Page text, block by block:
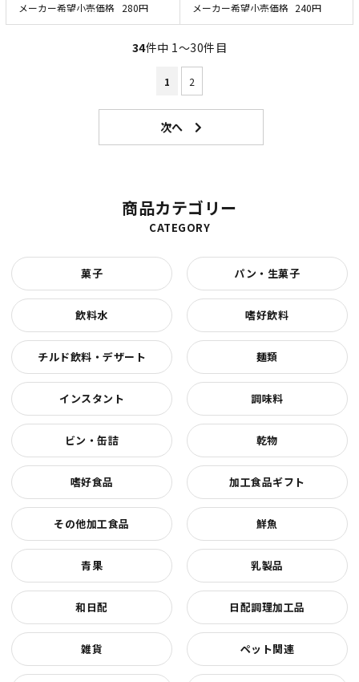
メーカー希望小売価格 280円 メーカー希望小売価格 240円
34件中 1〜30件目
1 2
商品カテゴリー
CATEGORY
菓子 パン・生菓子
飲料水 嗜好飲料
チルド飲料・デザート 麺類
インスタント 調味料
ビン・缶詰 乾物
嗜好食品 加工食品ギフト
その他加工食品 鮮魚
青果 乳製品
和日配 日配調理加工品
雑貨 ペット関連